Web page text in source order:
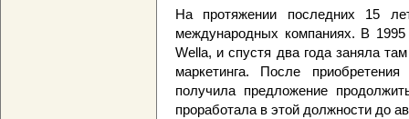
На протяжении последних 15
международных компаниях. В
Wella, и спустя два года заняла
маркетинга. После
получила предложение
проработала в этой должности до